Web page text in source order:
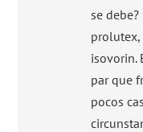
se
prolutex,
isovorin.
par que
pocos